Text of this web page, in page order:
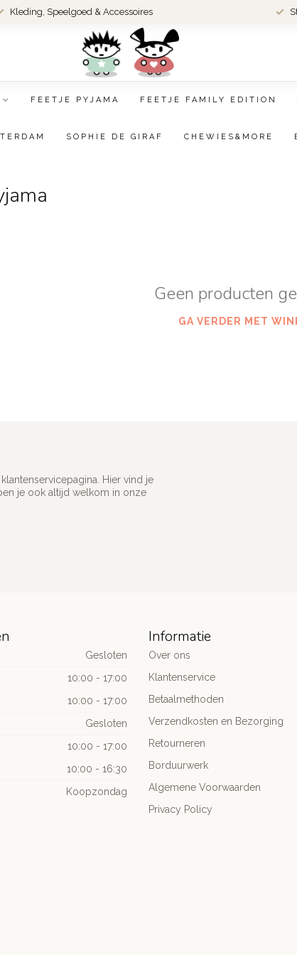
Kleding, Speelgoed & Accessoires
FEETJE PYJAMA FEETJE FAMILY EDITION
SOPHIE DE GIRAF CHEWIES&MORE
Geen producten
GA VERDER MET
Hier vind je
je ook altijd welkom in onze
Gesloten
10:00 - 17:00
10:00 - 17:00
Gesloten
10:00 - 17:00
10:00 - 16:30
Koopzondag
Informatie
Over ons
Klantenservice
Betaalmethoden
Verzendkosten en Bezorging
Retourneren
Borduurwerk
Algemene Voorwaarden
Privacy Policy